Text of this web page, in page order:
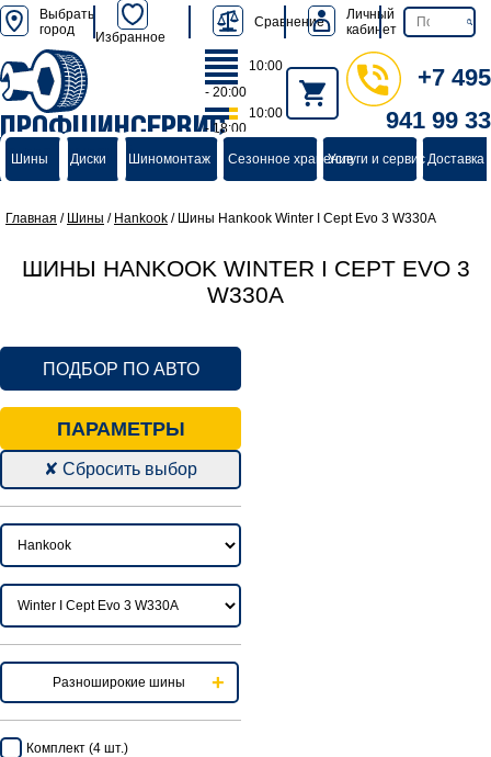
Выбрать
город
Избранное
Сравнение
Личный
кабинет
ПРОФШИНСЕРВИС
группа компаний
10:00
- 20:00
10:00
- 18:00
+7 495
941 99 33
Шины Диски Шиномонтаж Сезонное хранениеУслуги и сервисДоставка
Главная / Шины / Hankook / Шины Hankook Winter I Cept Evo 3 W330A
ШИНЫ HANKOOK WINTER I CEPT EVO 3
W330A
ПОДБОР ПО АВТО
ПАРАМЕТРЫ
✘ Сбросить выбор
Разноширокие шины
Комплект (4 шт.)